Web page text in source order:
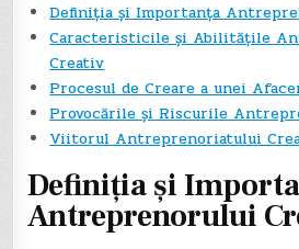
Definiția și Importanța
Caracteristicile și Abilitățile
Creativ
Procesul de Creare a unei
Provocările și Riscurile
Viitorul Antreprenoriatului
Definiția și
Antreprenorului